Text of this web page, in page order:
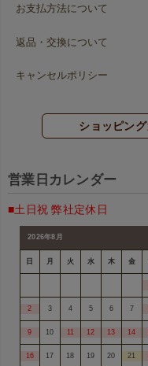
お支払方法について
返品・交換について
キャンセルポリシー
ショッピン
営業日カレンダー
■土日祝 弊社定休日
2026年8月
日 月 火 水 木 金
2 3 4 5 6 7
9 10 11 12 13 14
16 17 18 19 20 21